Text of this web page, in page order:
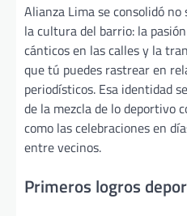
Alianza Lima se consolidó
la cultura del barrio: la
cánticos en las calles y la
que tú puedes rastrear en
periodísticos. Esa identidad
de la mezcla de lo deportivo
como las celebraciones en
entre vecinos.
Primeros logros